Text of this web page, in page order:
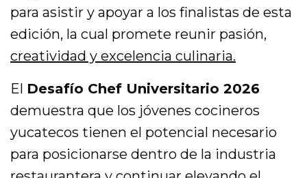
para asistir y apoyar a los finalistas de esta
edición, la cual promete reunir pasión,
creatividad y excelencia culinaria.
El Desafío Chef Universitario 2026
demuestra que los jóvenes cocineros
yucatecos tienen el potencial necesario
para posicionarse dentro de la industria